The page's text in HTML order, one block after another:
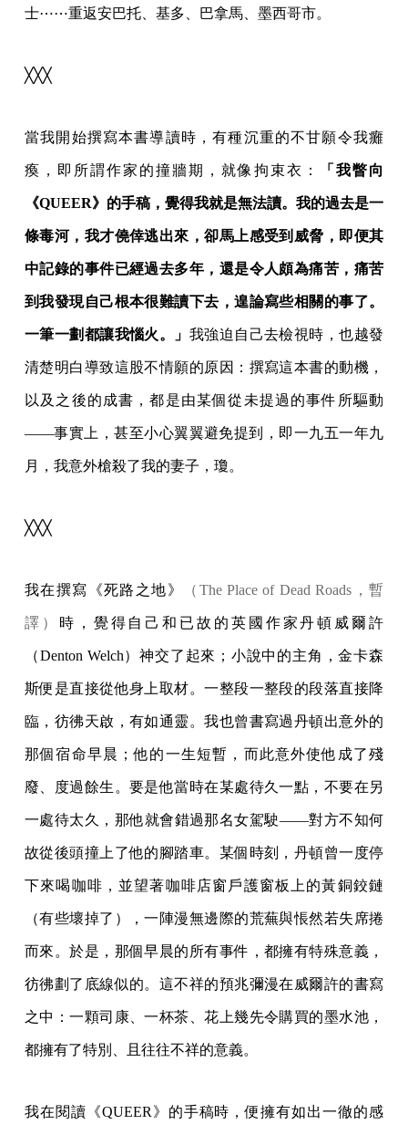
士⋯⋯重返安巴托、基多、巴拿馬、墨西哥市。
╳╳╳
當我開始撰寫本書導讀時，有種沉重的不甘願令我癱
瘓，即所謂作家的撞牆期，就像拘束衣： 「我瞥向
《QUEER》的手稿，覺得我就是無法讀。我的過去是一
條毒河，我才僥倖逃出來，卻馬上感受到威脅，即便其
中記錄的事件已經過去多年，還是令人頗為痛苦，痛苦
到我發現自己根本很難讀下去，遑論寫些相關的事了。
一筆一劃都讓我惱火。」 我強迫自己去檢視時，也越發
清楚明白導致這股不情願的原因：撰寫這本書的動機，
以及之後的成書，都是由某個從未提過的事件所驅動
——事實上，甚至小心翼翼避免提到，即一九五一年九
月，我意外槍殺了我的妻子，瓊。
╳╳╳
我在撰寫《死路之地》 （The Place of Dead Roads，暫
譯） 時，覺得自己和已故的英國作家丹頓威爾許
（Denton Welch）神交了起來；小說中的主角，金卡森
斯便是直接從他身上取材。一整段一整段的段落直接降
臨，彷彿天啟，有如通靈。我也曾書寫過丹頓出意外的
那個宿命早晨；他的一生短暫，而此意外使他成了殘
廢、度過餘生。要是他當時在某處待久一點，不要在另
一處待太久，那他就會錯過那名女駕駛——對方不知何
故從後頭撞上了他的腳踏車。某個時刻，丹頓曾一度停
下來喝咖啡，並望著咖啡店窗戶護窗板上的黃銅鉸鏈
（有些壞掉了），一陣漫無邊際的荒蕪與悵然若失席捲
而來。於是，那個早晨的所有事件，都擁有特殊意義，
彷彿劃了底線似的。這不祥的預兆彌漫在威爾許的書寫
之中：一顆司康、一杯茶、花上幾先令購買的墨水池，
都擁有了特別、且往往不祥的意義。
我在閱讀《QUEER》的手稿時，便擁有如出一徹的感